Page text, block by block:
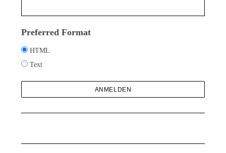
Preferred Format
HTML
Text
h
a
c
: